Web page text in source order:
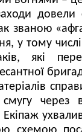
довели
званою
у тому
які
смугу
Екіпаж